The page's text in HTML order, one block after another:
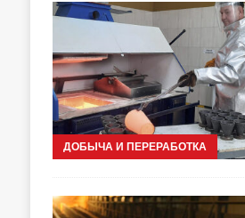
ДОБЫЧА И ПЕРЕРАБОТКА